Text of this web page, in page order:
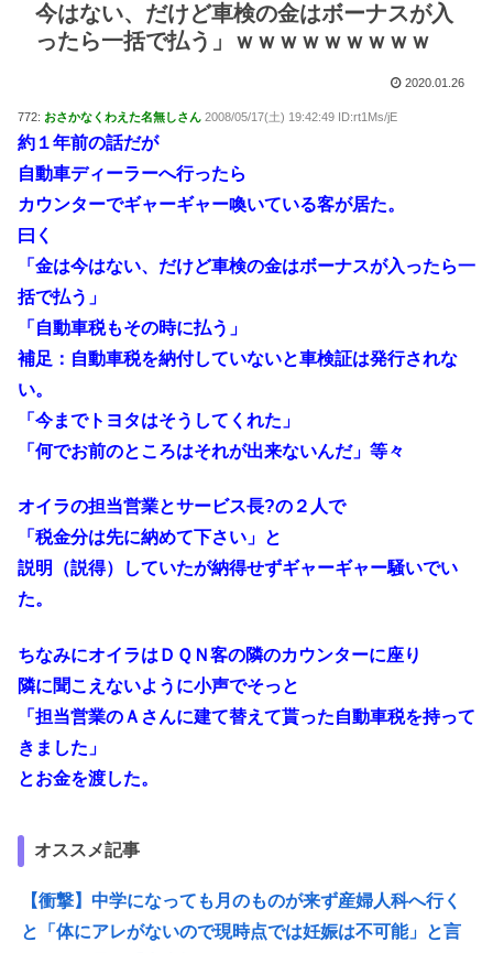
今はない、だけど車検の金はボーナスが入
ったら一括で払う」ｗｗｗｗｗｗｗｗｗ
2020.01.26
772: おさかなくわえた名無しさん 2008/05/17(土) 19:42:49 ID:rt1Ms/jE
約１年前の話だが
自動車ディーラーへ行ったら
カウンターでギャーギャー喚いている客が居た。
曰く
「金は今はない、だけど車検の金はボーナスが入ったら一
括で払う」
「自動車税もその時に払う」
補足：自動車税を納付していないと車検証は発行されな
い。
「今までトヨタはそうしてくれた」
「何でお前のところはそれが出来ないんだ」等々
オイラの担当営業とサービス長?の２人で
「税金分は先に納めて下さい」と
説明（説得）していたが納得せずギャーギャー騒いでい
た。
ちなみにオイラはＤＱＮ客の隣のカウンターに座り
隣に聞こえないように小声でそっと
「担当営業のＡさんに建て替えて貰った自動車税を持って
きました」
とお金を渡した。
オススメ記事
【衝撃】中学になっても月のものが来ず産婦人科へ行く
と「体にアレがないので現時点では妊娠は不可能」と言